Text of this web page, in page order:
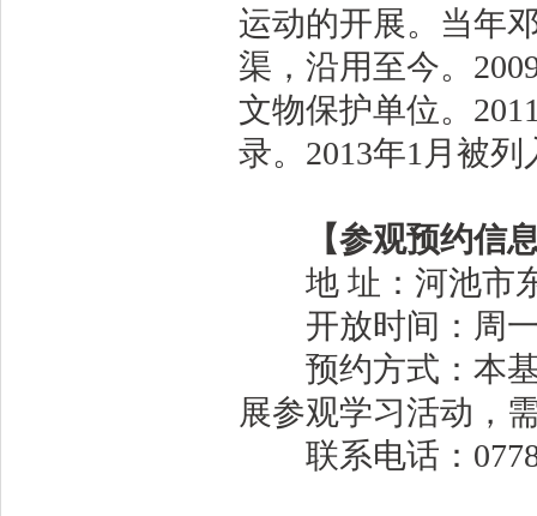
运动的开展。当年
渠，沿用至今。
文物保护单位。
录。2013年1月被
【参观预约信
地 址：河池市东
开放时间：周一
预约方式：本基
展参观学习活动，
联系电话：